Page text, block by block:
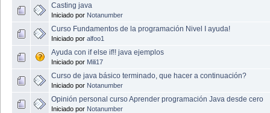
Casting java
Iniciado por Notanumber
Curso Fundamentos de la programación Nivel I ayuda!
Iniciado por alfoo1
Ayuda con if else if!! java ejemplos
Iniciado por Mili17
Curso de java básico terminado, que hacer a continuación?
Iniciado por Notanumber
Opinión personal curso Aprender programación Java desde cero
Iniciado por Notanumber